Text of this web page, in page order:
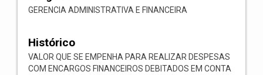
GERENCIA ADMINISTRATIVA E FINANCEIRA
Histórico
VALOR QUE SE EMPENHA PARA REALIZAR DESPESAS
COM ENCARGOS FINANCEIROS DEBITADOS EM CONTA